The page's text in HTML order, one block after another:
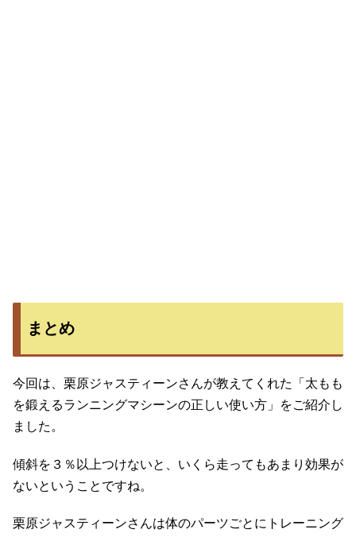
まとめ
今回は、栗原ジャスティーンさんが教えてくれた「太もも
を鍛えるランニングマシーンの正しい使い方」をご紹介し
ました。
傾斜を３％以上つけないと、いくら走ってもあまり効果が
ないということですね。
栗原ジャスティーンさんは体のパーツごとにトレーニング